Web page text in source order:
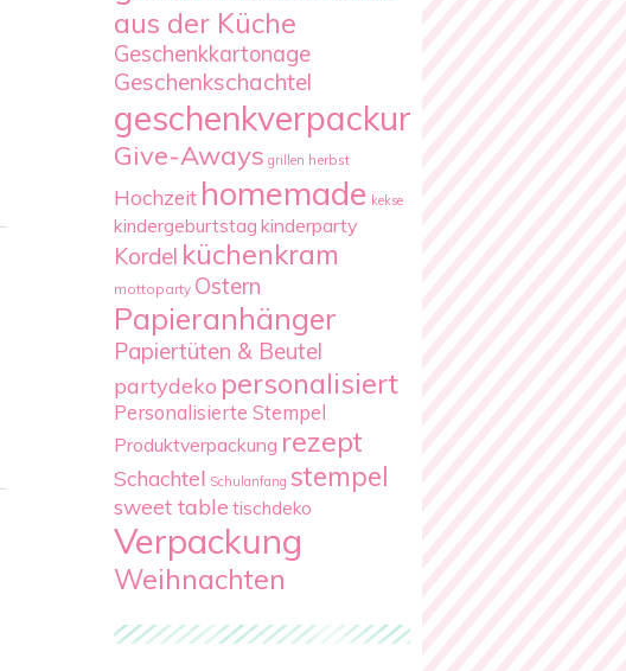
aus der Küche
Geschenkkartonage
Geschenkschachtel
geschenkverpackung
Give-Aways grillen herbst
Hochzeit homemade kekse
kindergeburtstag kinderparty
Kordel küchenkram
mottoparty Ostern
Papieranhänger
Papiertüten & Beutel
partydeko personalisiert
Personalisierte Stempel
Produktverpackung rezept
Schachtel Schulanfang stempel
sweet table tischdeko
Verpackung
Weihnachten